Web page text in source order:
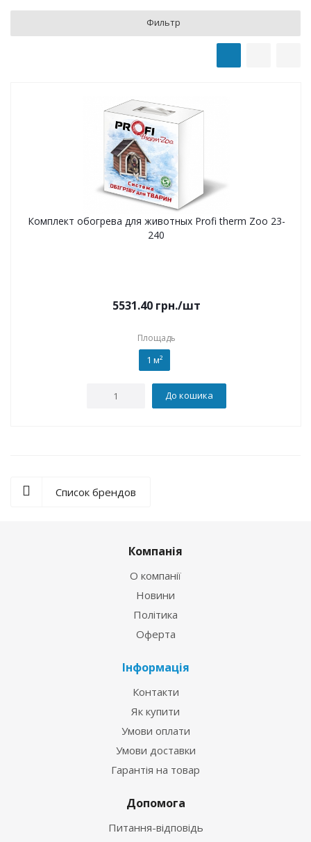
Фильтр
Комплект обогрева для животных Profi therm Zoo 23-
240
5531.40грн./шт
Площадь
1 м²
До кошика
Список брендов
Компанія
О компанії
Новини
Політика
Оферта
Інформація
Контакти
Як купити
Умови оплати
Умови доставки
Гарантія на товар
Допомога
Питання-відповідь